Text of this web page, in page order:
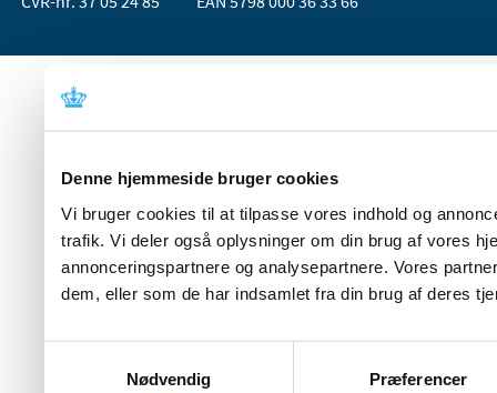
Denne hjemmeside bruger cookies
Vi bruger cookies til at tilpasse vores indhold og
trafik. Vi deler også oplysninger om din brug af vores
annonceringspartnere og analysepartnere. Vores
dem, eller som de har indsamlet fra din brug af deres
Nødvendig
Præferencer